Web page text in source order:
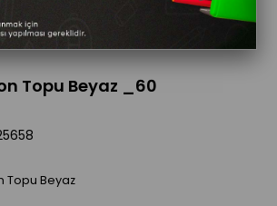
Topu Beyaz _60
Topu Beyaz